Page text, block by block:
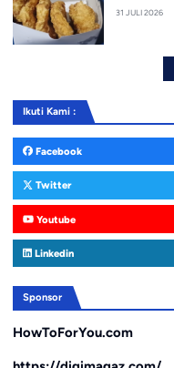
31 JULI 2026
Ikuti Kami :
Facebook
Twitter
Youtube
Linkedin
Sponsor
HowToForYou.com